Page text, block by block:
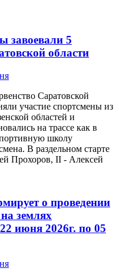
завоевали 5
области
Саратовской
участие спортсмены из
областей и
на трассе как в
школу
В раздельном старте
Прохоров, II - Алексей
о проведении
землях
июня 2026г. по 05